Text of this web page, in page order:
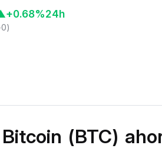
+0.68%24h
)
(BTC)